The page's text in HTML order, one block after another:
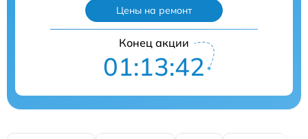
Цены на ремонт
Конец акции
01:13:41